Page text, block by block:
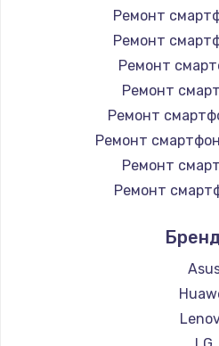
Замена
1250
Ремонт
3000
Замена
2100
Ремонт
Ремонт
Ремонт
Ремонт
Ремонт
Ремонт
Ремонт
Ремонт
Ремонт
Ремонт
Ремонт
Ремонт
Ремонт